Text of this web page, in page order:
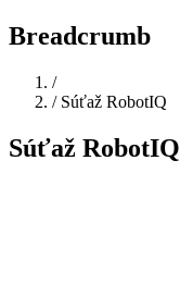
Breadcrumb
/Domov
/ Súťaž RobotIQ
Súťaž RobotIQ